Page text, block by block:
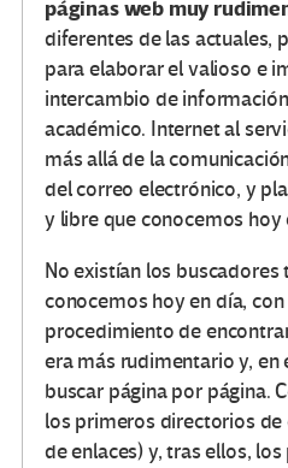
páginas web muy
diferentes de las actuales,
para elaborar el valioso e
intercambio de
académico. Internet al
más allá de la
del correo electrónico, y
y libre que conocemos hoy
No existían los
conocemos hoy en día,
procedimiento de
era más rudimentario y, en
buscar página por página.
los primeros directorios
de enlaces) y, tras ellos,